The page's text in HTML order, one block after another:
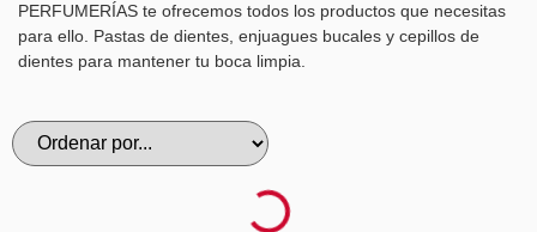
PERFUMERÍAS te ofrecemos todos los productos que necesitas
para ello. Pastas de dientes, enjuagues bucales y cepillos de
dientes para mantener tu boca limpia.